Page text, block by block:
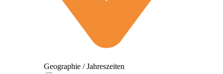
Geographie / Jahreszeiten